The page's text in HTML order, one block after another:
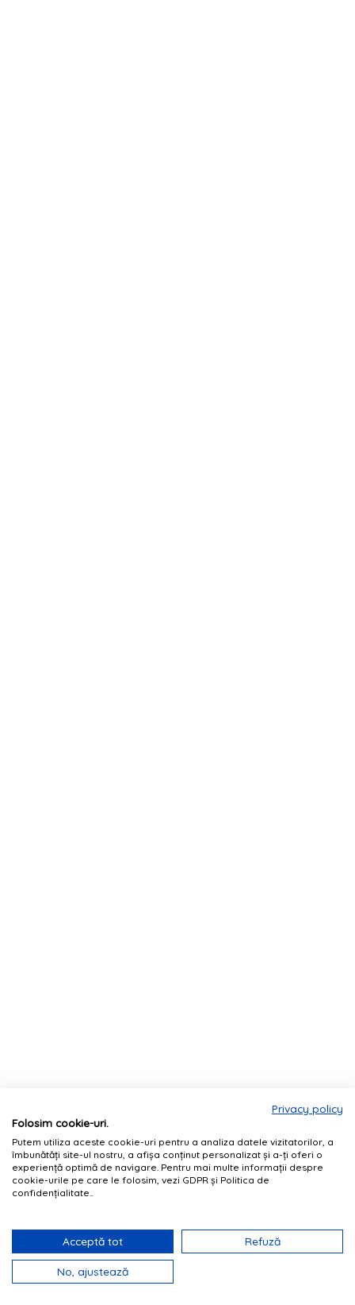
Privacy policy
Folosim cookie-uri.
Putem utiliza aceste cookie-uri pentru a analiza datele vizitatorilor, a
îmbunătăți site-ul nostru, a afișa conținut personalizat și a-ți oferi o
experiență optimă de navigare. Pentru mai multe informații despre
cookie-urile pe care le folosim, vezi GDPR și Politica de
confidențialitate..
Acceptă tot Refuză
No, ajustează